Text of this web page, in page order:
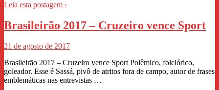
Leia esta postagem ›
Brasileirão 2017 – Cruzeiro vence Sport
21 de agosto de 2017
Brasileirão 2017 – Cruzeiro vence Sport Polêmico, folclórico,
goleador. Esse é Sassá, pivô de atritos fora de campo, autor de frases
emblemáticas nas entrevistas …